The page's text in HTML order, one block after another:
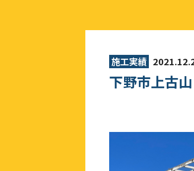
施工実績
下野市上古